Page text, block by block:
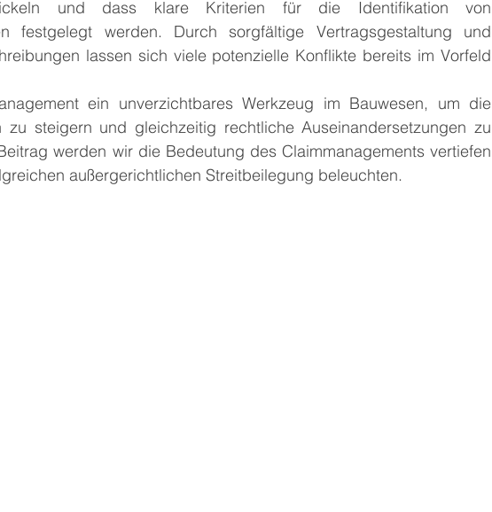
und dass klare Kriterien für die Identifikation von
festgelegt werden. Durch sorgfältige Vertragsgestaltung und
lassen sich viele potenzielle Konflikte bereits im Vorfeld
ein unverzichtbares Werkzeug im Bauwesen, um die
zu steigern und gleichzeitig rechtliche Auseinandersetzungen zu
werden wir die Bedeutung des Claimmanagements vertiefen
außergerichtlichen Streitbeilegung beleuchten.